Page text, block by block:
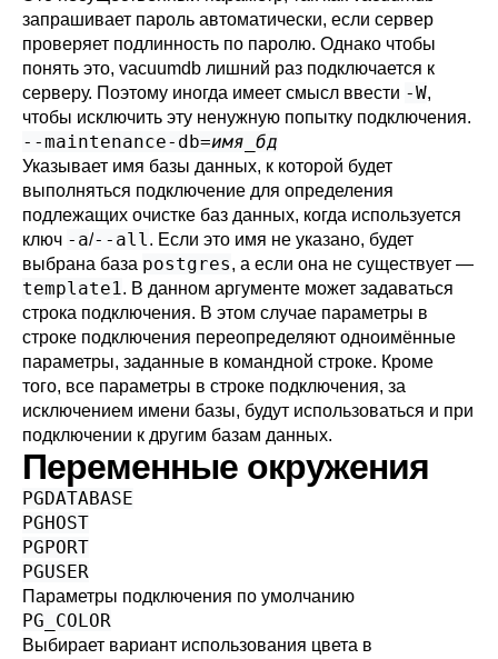
запрашивает пароль автоматически, если сервер
проверяет подлинность по паролю. Однако чтобы
понять это, vacuumdb лишний раз подключается к
серверу. Поэтому иногда имеет смысл ввести -W,
чтобы исключить эту ненужную попытку подключения.
--maintenance-db=имя_бд
Указывает имя базы данных, к которой будет
выполняться подключение для определения
подлежащих очистке баз данных, когда используется
ключ -a/--all. Если это имя не указано, будет
выбрана база postgres, а если она не существует —
template1. В данном аргументе может задаваться
строка подключения. В этом случае параметры в
строке подключения переопределяют одноимённые
параметры, заданные в командной строке. Кроме
того, все параметры в строке подключения, за
исключением имени базы, будут использоваться и при
подключении к другим базам данных.
Переменные окружения
PGDATABASE
PGHOST
PGPORT
PGUSER
Параметры подключения по умолчанию
PG_COLOR
Выбирает вариант использования цвета в